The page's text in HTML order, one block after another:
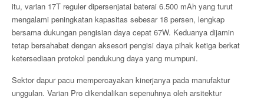
itu, varian 17T reguler dipersenjatai baterai 6.500 mAh yang turut
mengalami peningkatan kapasitas sebesar 18 persen, lengkap
bersama dukungan pengisian daya cepat 67W. Keduanya dijamin
tetap bersahabat dengan aksesori pengisi daya pihak ketiga berkat
ketersediaan protokol pendukung daya yang mumpuni.
Sektor dapur pacu mempercayakan kinerjanya pada manufaktur
unggulan. Varian Pro dikendalikan sepenuhnya oleh arsitektur